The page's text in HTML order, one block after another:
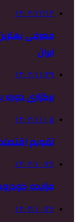
۱۴۰۲/۱۲/۱۲
معرفی
ایران
۱۴۰۲/۱۱/۲۹
برگزاری
۱۴۰۲/۱۱/۰۵
تقویم
۱۴۰۲/۱۰/۲۶
مزایده
۱۴۰۲/۱۰/۲۶